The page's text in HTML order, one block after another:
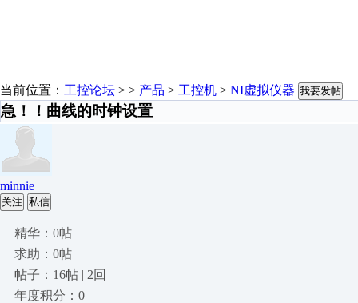
当前位置： 工控论坛 > > 产品 > 工控机 > NI虚拟仪器 我要发帖
急！！曲线的时钟设置
minnie
关注 私信
精华：0帖
求助：0帖
帖子：16帖 | 2回
年度积分：0